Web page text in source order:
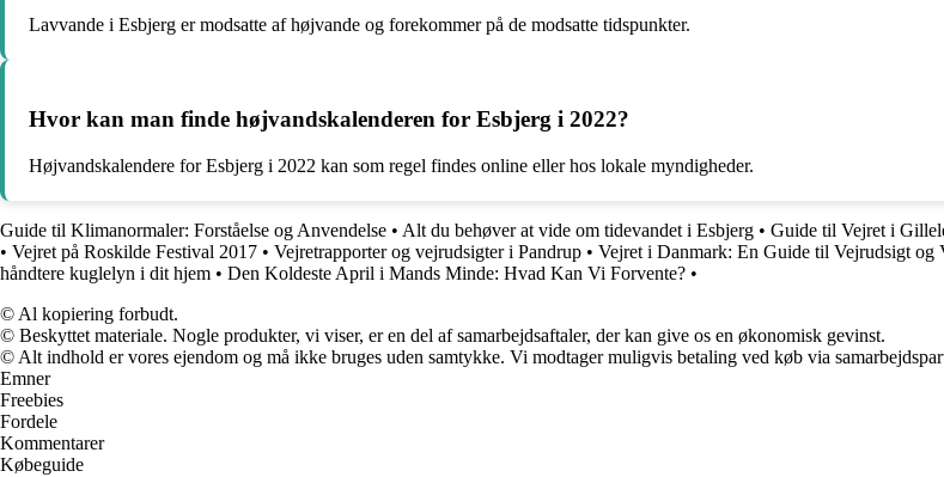
Lavvande i Esbjerg er modsatte af højvande og forekommer på de modsatte tidspunkter.
Hvor kan man finde højvandskalenderen for Esbjerg i 2022?
Højvandskalendere for Esbjerg i 2022 kan som regel findes online eller hos lokale myndigheder.
Guide til Klimanormaler: Forståelse og Anvendelse • Alt du behøver at vide om tidevandet i Esbjerg • Guide til Vejret i
• Vejret på Roskilde Festival 2017 • Vejretrapporter og vejrudsigter i Pandrup • Vejret i Danmark: En Guide til Vejrudsigt og
håndtere kuglelyn i dit hjem • Den Koldeste April i Mands Minde: Hvad Kan Vi Forvente? •
© Al kopiering forbudt.
© Beskyttet materiale. Nogle produkter, vi viser, er en del af samarbejdsaftaler, der kan give os en økonomisk gevinst.
© Alt indhold er vores ejendom og må ikke bruges uden samtykke. Vi modtager muligvis betaling ved køb via
Emner
Freebies
Fordele
Kommentarer
Købeguide